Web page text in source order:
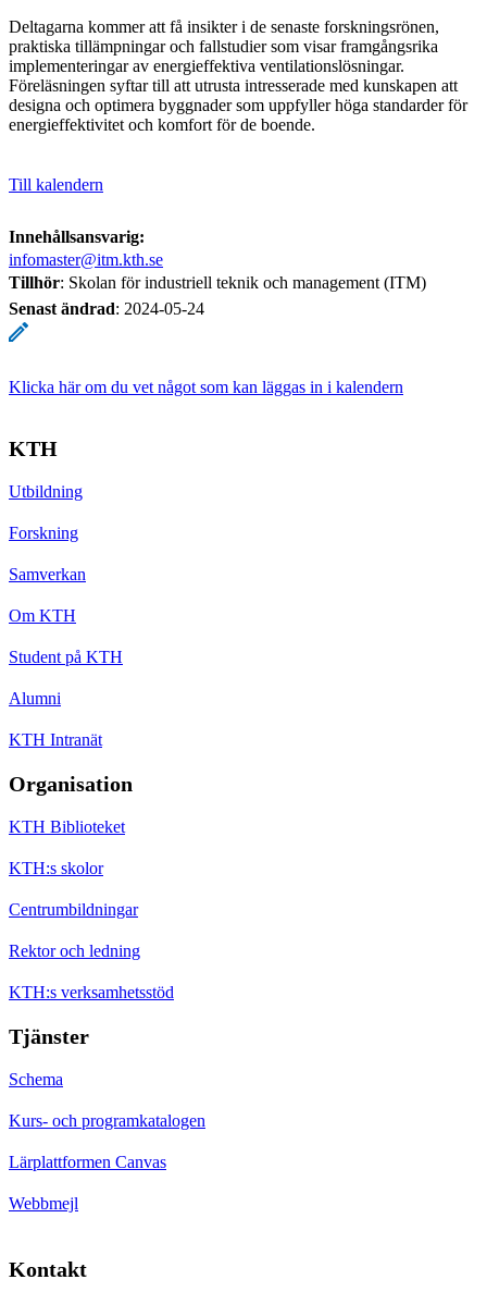
Deltagarna kommer att få insikter i de senaste forskningsrönen,
praktiska tillämpningar och fallstudier som visar framgångsrika
implementeringar av energieffektiva ventilationslösningar.
Föreläsningen syftar till att utrusta intresserade med kunskapen att
designa och optimera byggnader som uppfyller höga standarder för
energieffektivitet och komfort för de boende.
Till kalendern
Innehållsansvarig:
infomaster@itm.kth.se
Tillhör: Skolan för industriell teknik och management (ITM)
Senast ändrad: 2024-05-24
Klicka här om du vet något som kan läggas in i kalendern
KTH
Utbildning
Forskning
Samverkan
Om KTH
Student på KTH
Alumni
KTH Intranät
Organisation
KTH Biblioteket
KTH:s skolor
Centrumbildningar
Rektor och ledning
KTH:s verksamhetsstöd
Tjänster
Schema
Kurs- och programkatalogen
Lärplattformen Canvas
Webbmejl
Kontakt